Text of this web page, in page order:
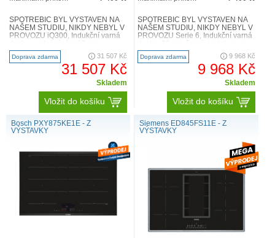
SPOTŘEBIČ BYL VYSTAVEN NA
NAŠEM STUDIU, NIKDY NEBYL V
PROVOZU iQ300, Indukční varná
EH611BE15E Flexibilita varných
zón..
Doprava zdarma 31 507 Kč
31 507 Kč
Skladem
Vložit do košíku
SPOTŘEBIČ BYL VYSTAVEN NA
NAŠEM STUDIU, NIKDY NEBYL V
PROVOZU Serie 6, Indukční varná
pracovní desku bez rámečku ..
Doprava zdarma 9 968 Kč
9 968 Kč
Skladem
Vložit do košíku
Bosch PXY875KE1E - Z
VÝSTAVKY
Siemens ED845FS11E - Z
VÝSTAVKY